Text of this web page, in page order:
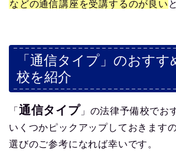
などの通信講座を受講するのが良い
「通信タイプ」のおすす
校を紹介
「 通信タイプ 」の法律予備校でお
いくつかピックアップしておきます
選びのご参考になれば幸いです。